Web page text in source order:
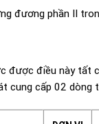
đương phần II
được điều này tất
cung cấp 02 dòng